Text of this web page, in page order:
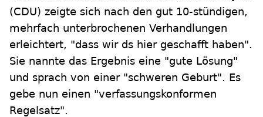
(CDU) zeigte sich nach den gut 10-stündigen,
mehrfach unterbrochenen Verhandlungen
erleichtert, "dass wir ds hier geschafft haben".
Sie nannte das Ergebnis eine "gute Lösung"
und sprach von einer "schweren Geburt". Es
gebe nun einen "verfassungskonformen
Regelsatz".